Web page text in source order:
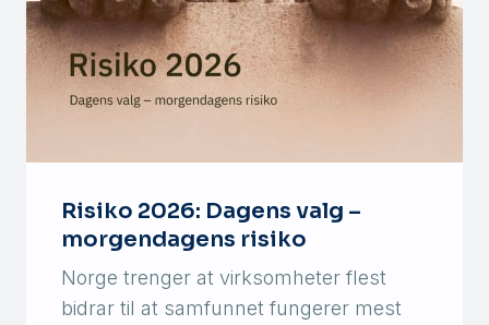
Risiko 2026: Dagens valg –
morgendagens risiko
Norge trenger at virksomheter flest
bidrar til at samfunnet fungerer mest